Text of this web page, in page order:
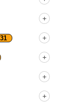
31